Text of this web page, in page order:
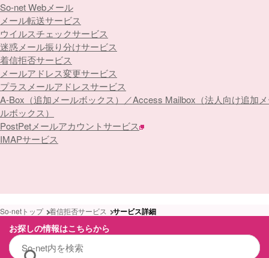
So-net Webメール
メール転送サービス
ウイルスチェックサービス
迷惑メール振り分けサービス
着信拒否サービス
メールアドレス変更サービス
プラスメールアドレスサービス
A-Box（追加メールボックス）／Access Mailbox（法人向け追加
ルボックス）
PostPetメールアカウントサービス
IMAPサービス
So-netトップ 着信拒否サービス サービス詳細
お探しの情報はこちらから